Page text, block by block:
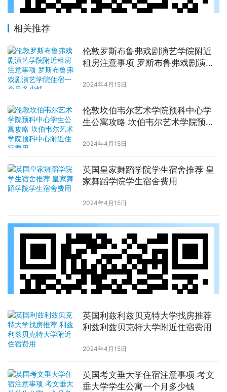
相关推荐
伦敦罗斯布鲁弗戏剧演艺学院附近
租房注意事项 罗斯布鲁弗戏剧演艺
2024年4月15日
伦敦坎伯韦尔艺术学院预科中心学
生公寓攻略 坎伯韦尔艺术学院预科
2024年4月15日
英国皇家舞蹈学院学生宿舍推荐 皇
家舞蹈学院学生宿舍费用
2024年4月15日
英国利兹利兹贝克特大学找房推荐
利兹利兹贝克特大学附近住宿费用
2024年4月15日
英国考文垂大学住宿注意事项 考文
垂大学学生公寓一个月多少钱